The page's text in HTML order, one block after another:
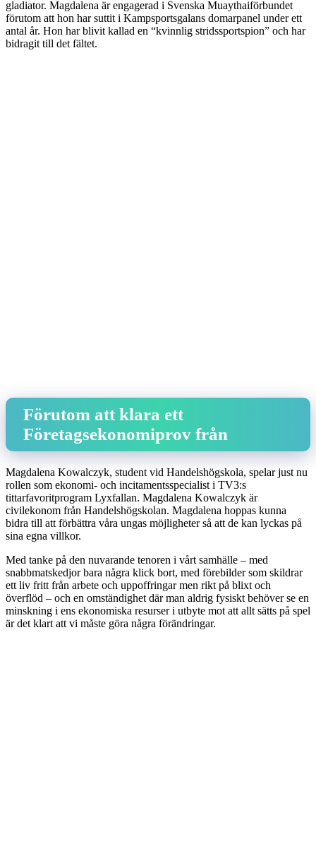
gladiator. Magdalena är engagerad i Svenska Muaythaiförbundet
förutom att hon har suttit i Kampsportsgalans domarpanel under ett
antal år. Hon har blivit kallad en “kvinnlig stridssportspion” och har
bidragit till det fältet.
Förutom att klara ett
Företagsekonomiprov från
Magdalena Kowalczyk, student vid Handelshögskola, spelar just nu
rollen som ekonomi- och incitamentsspecialist i TV3:s
tittarfavoritprogram Lyxfallan. Magdalena Kowalczyk är
civilekonom från Handelshögskolan. Magdalena hoppas kunna
bidra till att förbättra våra ungas möjligheter så att de kan lyckas på
sina egna villkor.
Med tanke på den nuvarande tenoren i vårt samhälle – med
snabbmatskedjor bara några klick bort, med förebilder som skildrar
ett liv fritt från arbete och uppoffringar men rikt på blixt och
överflöd – och en omständighet där man aldrig fysiskt behöver se en
minskning i ens ekonomiska resurser i utbyte mot att allt sätts på spel
är det klart att vi måste göra några förändringar.